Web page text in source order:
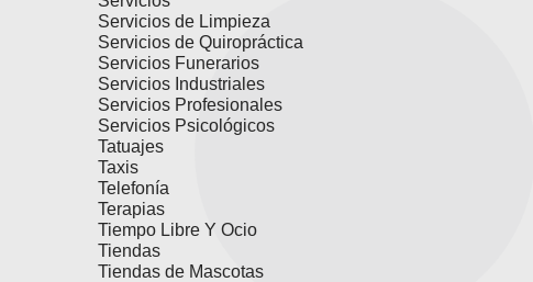
Servicios de Limpieza
Servicios de Quiropráctica
Servicios Funerarios
Servicios Industriales
Servicios Profesionales
Servicios Psicológicos
Tatuajes
Taxis
Telefonía
Terapias
Tiempo Libre Y Ocio
Tiendas
Tiendas de Mascotas